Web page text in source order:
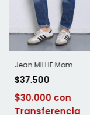
Jean MILLIE Mom
$37.500
$30.000